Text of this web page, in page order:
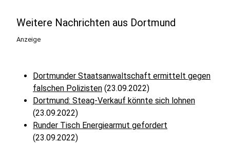
Weitere Nachrichten aus Dortmund
Anzeige
Dortmunder Staatsanwaltschaft ermittelt gegen
falschen Polizisten (23.09.2022)
Dortmund: Steag-Verkauf könnte sich lohnen
(23.09.2022)
Runder Tisch Energiearmut gefordert
(23.09.2022)